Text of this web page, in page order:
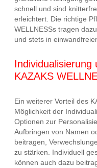
schnell und sind
erleichtert. Die richtige
WELLNESSs tragen
und stets in
Individualisierung
KAZAKS
Ein weiterer Vorteil des
Möglichkeit der
Optionen zur
Aufbringen von Namen
beitragen,
zu stärken. Individuell
können auch dazu